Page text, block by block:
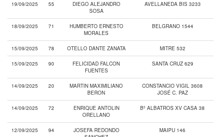
19/09/2025 55
DIEGO ALEJANDRO
SOSA
AVELLANEDA BIS 3233
18/09/2025 71
HUMBERTO ERNESTO
MORALES
BELGRANO 1544
15/09/2025 78 OTELLO DANTE ZANATA MITRE 532
15/09/2025 90
FELICIDAD FALCON
FUENTES
SANTA CRUZ 629
14/09/2025 20
MARTIN MAXIMILIANO
BERON
CONSTANCIO VIGIL 3608
JOSÉ C. PAZ
14/09/2025 72
ENRIQUE ANTOLIN
ORELLANO
Bº ALBATROS XV CASA 38
12/09/2025 94
JOSEFA REDONDO
MAIPU 146